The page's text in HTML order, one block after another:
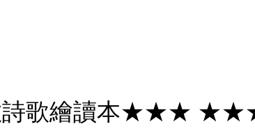
詩歌繪讀本★★★